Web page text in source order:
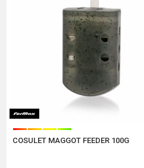
Protectie anti-spam - calculeaza 6 - 1 :
COSULET MAGGOT FEEDER 100G